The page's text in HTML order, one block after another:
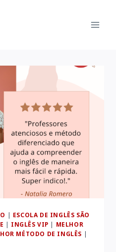
| ESCOLA DE INGLÊS SÃO
| INGLÊS VIP | MELHOR
MÉTODO DE INGLÊS |